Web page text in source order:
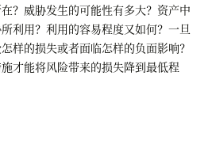
？威胁发生的可能性有多大？资产中
利用？利用的容易程度又如何？一旦
样的损失或者面临怎样的负面影响？
才能将风险带来的损失降到最低程